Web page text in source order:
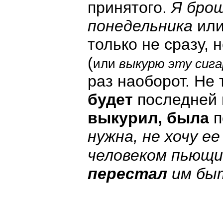
принятого.Я
понедельника
только не сразу,
(или выкурю эту
раз наоборот. Не
будет последней
выкурил, была
нужна, не хочу
человеком
перестал им